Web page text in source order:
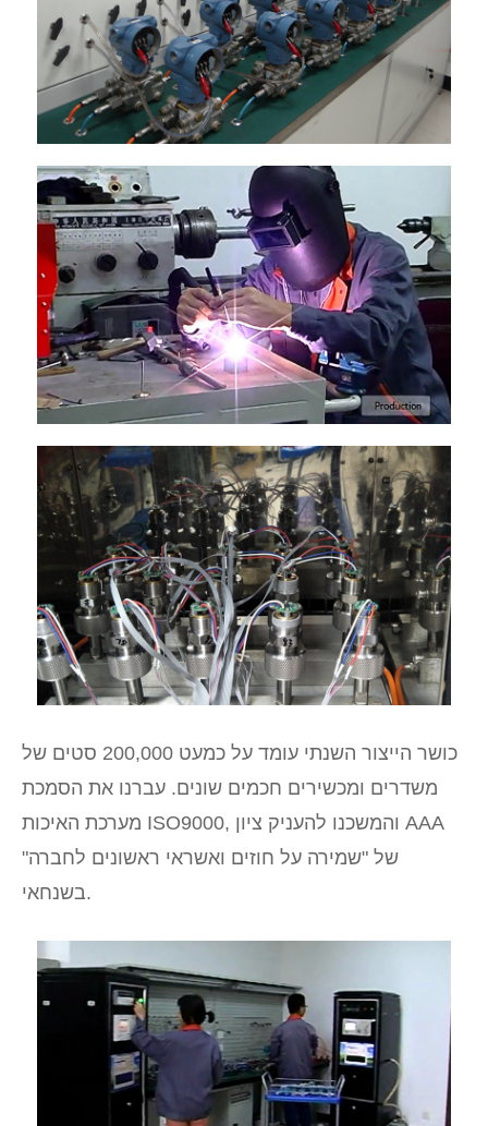
כושר הייצור השנתי עומד על כמעט 200,000 סטים של
משדרים ומכשירים חכמים שונים. עברנו את הסמכת
מערכת האיכות ISO9000, והמשכנו להעניק ציון AAA
של "שמירה על חוזים ואשראי ראשונים לחברה"
בשנחאי.